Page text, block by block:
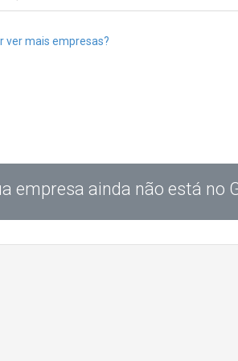
ver mais empresas?
empresa ainda não está no